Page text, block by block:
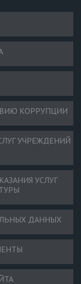
КОРРУПЦИИ
УЧРЕЖДЕНИЙ
УСЛУГ
ДАННЫХ